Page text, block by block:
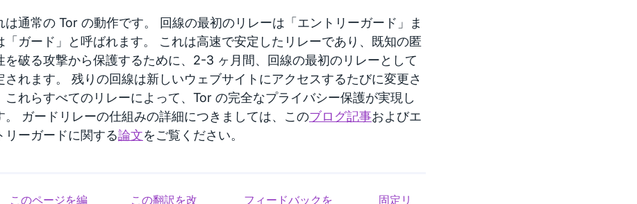
は通常の Tor の動作です。 回線の最初のリレーは「エントリーガード」ま
「ガード」と呼ばれます。 これは高速で安定したリレーであり、既知の匿
を破る攻撃から保護するために、2-3 ヶ月間、回線の最初のリレーとして
されます。 残りの回線は新しいウェブサイトにアクセスするたびに変更さ
これらすべてのリレーによって、Tor の完全なプライバシー保護が実現し
。 ガードリレーの仕組みの詳細につきましては、このブログ記事およびエ
リーガードに関する論文をご覧ください。
このページを編 この翻訳を改 フィードバックを 固定リ